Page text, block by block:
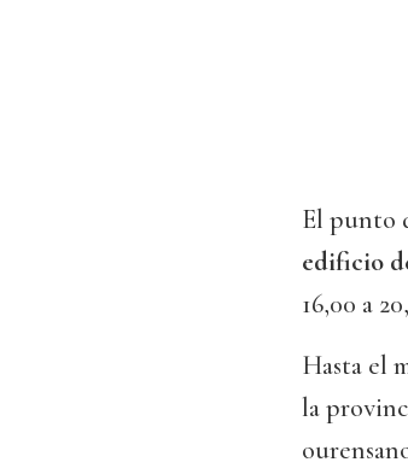
El punto
edificio
16,00 a
Hasta el
la